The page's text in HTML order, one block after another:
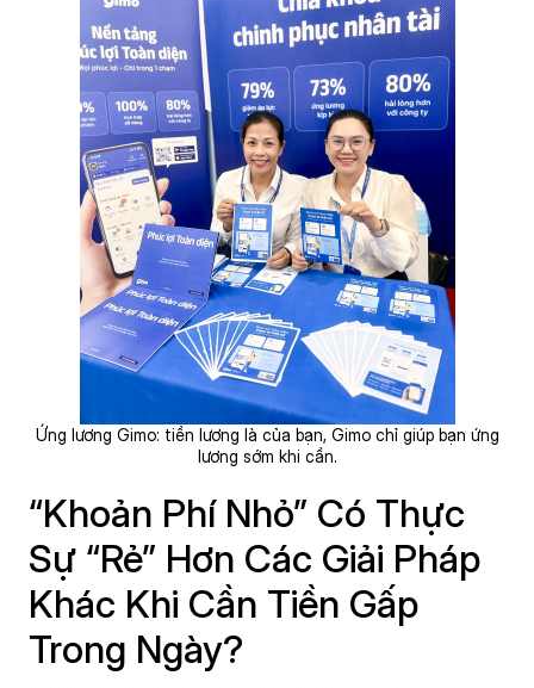
Ứng lương Gimo: tiền lương là của bạn, Gimo chỉ giúp bạn ứng
lương sớm khi cần.
“Khoản Phí Nhỏ” Có Thực
Sự “Rẻ” Hơn Các Giải Pháp
Khác Khi Cần Tiền Gấp
Trong Ngày?